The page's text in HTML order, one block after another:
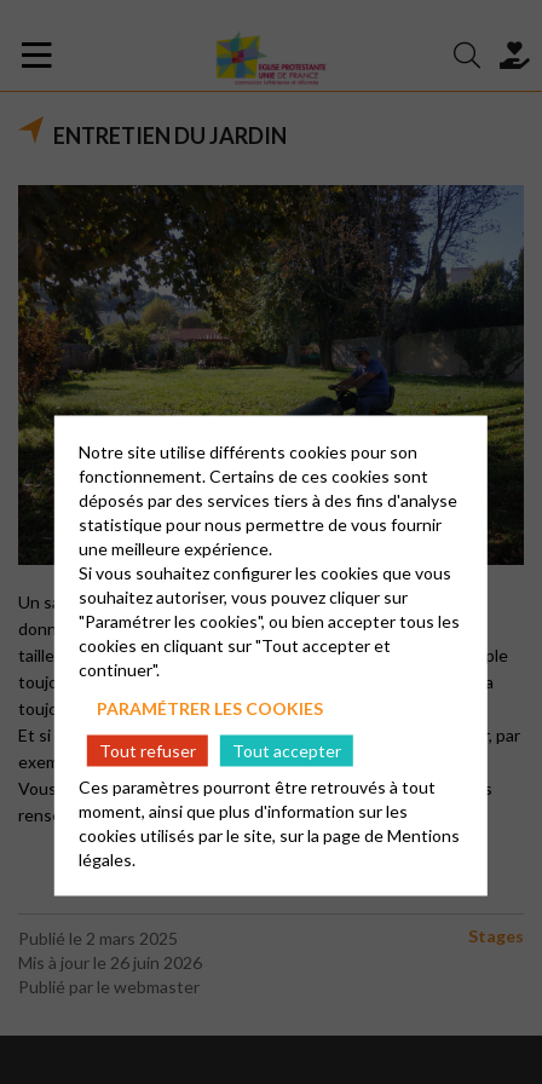
ENTRETIEN DU JARDIN
Un samedi matin par mois, ceux qui le désirent peuvent venir
donner un coup de main au collectif des jardiniers pour tondre,
tailler, planter, fleurir, …bref, rendre notre jardin derrière le temple
toujours plus agréable, car c’est un plaisir de s’y retrouver! Il y a
toujours à faire, même pour les petites mains!
Et si vous ne pouvez pas travailler, vous pouvez aussi participer, par
exemple en donnant des outils ou des plantes.
Vous pouvez retrouver les dates sur l’agenda mensuel, ou vous
renseigner auprès d’Antoine.
Publié le 2 mars 2025
Mis à jour le 26 juin 2026
Publié par le webmaster
Stages
Notre site utilise différents cookies pour son
fonctionnement. Certains de ces cookies sont
déposés par des services tiers à des fins d'analyse
statistique pour nous permettre de vous fournir
une meilleure expérience.
Si vous souhaitez configurer les cookies que vous
souhaitez autoriser, vous pouvez cliquer sur
"Paramétrer les cookies", ou bien accepter tous les
cookies en cliquant sur "Tout accepter et
continuer".
PARAMÉTRER LES COOKIES
Tout refuser
Tout accepter
Ces paramètres pourront être retrouvés à tout
moment, ainsi que plus d'information sur les
cookies utilisés par le site, sur la page deMentions
légales.